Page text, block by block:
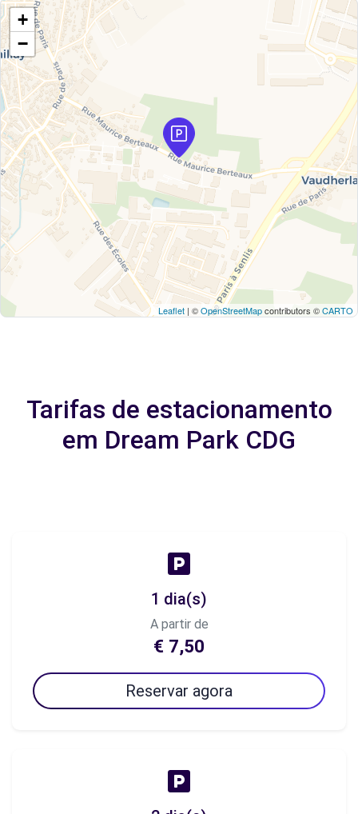
+
−
Leaflet | ©OpenStreetMapcontributors ©CARTO
Tarifas de estacionamento
em Dream Park CDG
1 dia(s)
A partir de
€ 7,50
Reservar agora